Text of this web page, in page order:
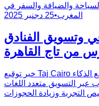
والضيافة والسفر في
المغرب•25 دجنبر 2025
وتسويق الفنادق
من تاج القاهرة
خبر توقيع Taj Cairo بـ300 غرفة يوضح كيف يرفع الذكاء
عبر التسويق متعدد اللغات